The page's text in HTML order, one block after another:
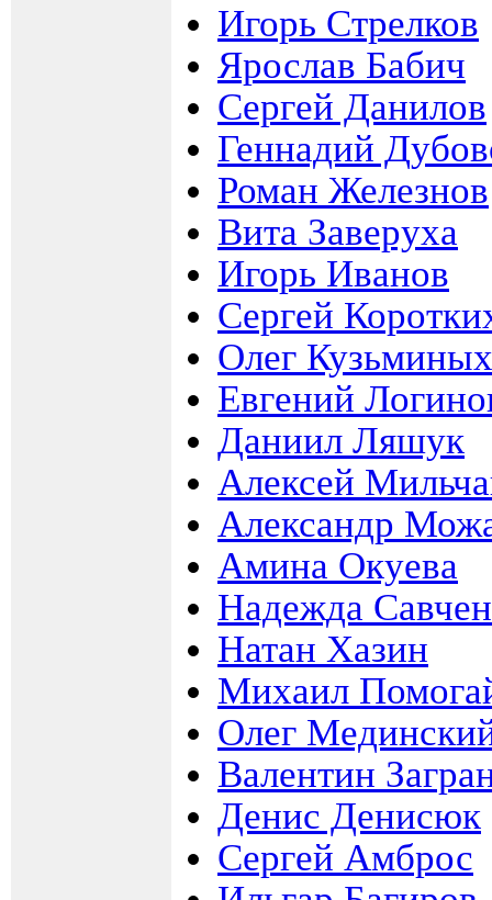
Игорь Стрелков
Ярослав Бабич
Сергей Данилов
Геннадий
Роман Железнов
Вита Заверуха
Игорь Иванов
Сергей
Олег Кузьминых
Евгений
Даниил Ляшук
Алексей
Александр
Амина Окуева
Надежда
Натан Хазин
Михаил
Олег
Валентин
Денис Денисюк
Сергей Амброс